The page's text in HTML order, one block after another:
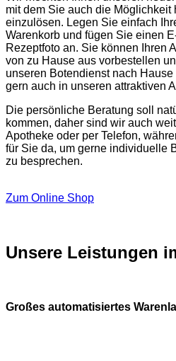
mit dem Sie auch die
einzulösen. Legen Sie einfach
Warenkorb und fügen Sie einen
Rezeptfoto an. Sie können Ihren
von zu Hause aus vorbestellen
unseren Botendienst nach
gern auch in unseren attraktiven
Die persönliche Beratung soll
kommen, daher sind wir auch
Apotheke oder per Telefon,
für Sie da, um gerne individuelle
zu besprechen.
Zum Online Shop
Unsere Leistungen
Großes automatisiertes